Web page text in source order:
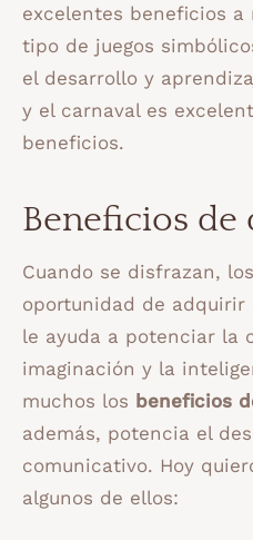
excelentes beneficios a
tipo de juegos
el desarrollo y
y el carnaval es
beneficios.
Beneficios de
Cuando se disfrazan,
oportunidad de
le ayuda a potenciar la
imaginación y la
muchos los beneficios
además, potencia el
comunicativo. Hoy
algunos de ellos: